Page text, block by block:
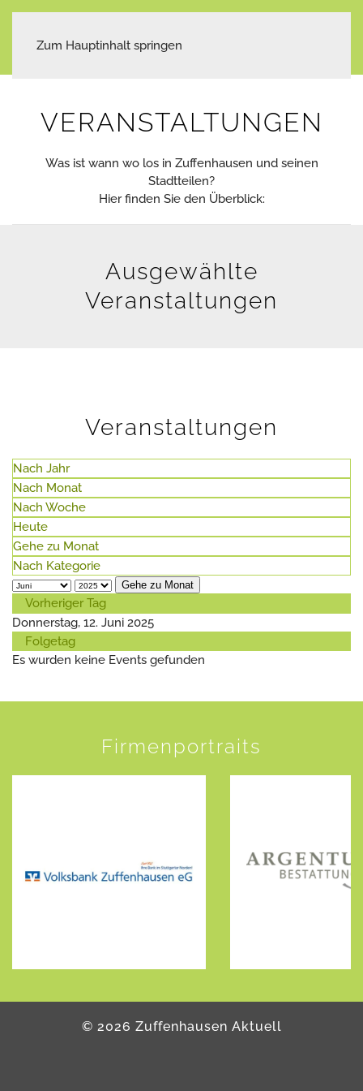
Zum Hauptinhalt springen
VERANSTALTUNGEN
Was ist wann wo los in Zuffenhausen und seinen
Stadtteilen?
Hier finden Sie den Überblick:
Ausgewählte
Veranstaltungen
Veranstaltungen
Nach Jahr
Nach Monat
Nach Woche
Heute
Gehe zu Monat
Nach Kategorie
Gehe zu Monat
Vorheriger Tag
Donnerstag, 12. Juni 2025
Folgetag
Es wurden keine Events gefunden
Firmenportraits
© 2026 Zuffenhausen Aktuell